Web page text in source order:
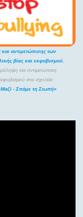
αντιμετώπισης των
βίας και εκφοβισμού.
και αντιμετώπιση
στα σχολεία
- Σπάμε τη Σιωπή»